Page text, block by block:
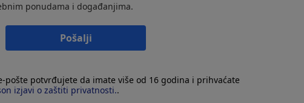
ponudama i događanjima.
Pošalji
pošte potvrđujete da imate više od 16 godina i prihvaćate
izjavi o zaštiti privatnosti..